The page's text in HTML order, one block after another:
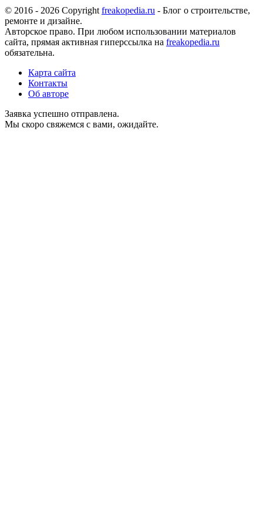
© 2016 - 2026 Copyright freakopedia.ru - Блог о строительстве,
ремонте и дизайне.
Авторское право. При любом использовании материалов
сайта, прямая активная гиперссылка на freakopedia.ru
обязательна.
Карта сайта
Контакты
Об авторе
Заявка успешно отправлена.
Мы скоро свяжемся с вами, ожидайте.